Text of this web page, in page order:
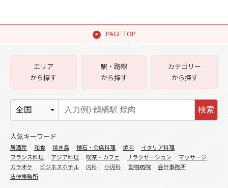
PAGE TOP
エリア
から探す
駅・路線
から探す
カテゴリー
から探す
検索
人気キーワード
居酒屋 和食 焼き鳥 懐石・会席料理 焼肉
イタリア料理
フランス料理
アジア料理 喫茶・カフェ リラクゼーション
マッサージ
カラオケ
ビジネスホテル 内科 小児科 動物病院
会計事務所
法律事務所